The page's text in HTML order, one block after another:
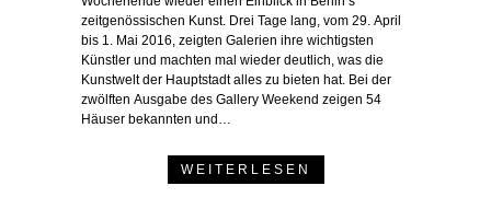
zeitgenössischen Kunst. Drei Tage lang, vom 29. April
bis 1. Mai 2016, zeigten Galerien ihre wichtigsten
Künstler und machten mal wieder deutlich, was die
Kunstwelt der Hauptstadt alles zu bieten hat. Bei der
zwölften Ausgabe des Gallery Weekend zeigen 54
Häuser bekannten und…
WEITERLESEN